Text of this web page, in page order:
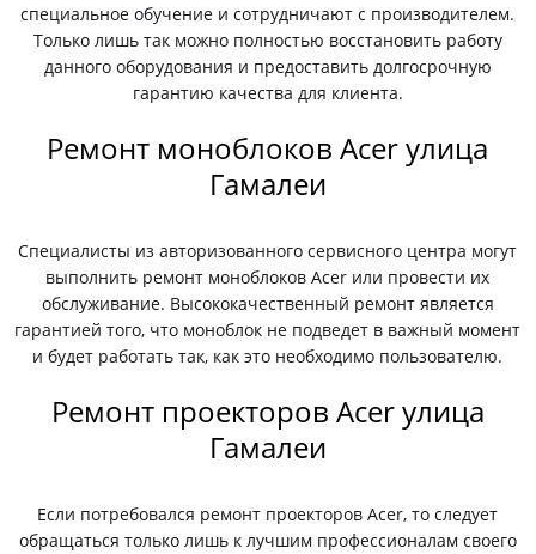
специальное обучение и сотрудничают с производителем.
Только лишь так можно полностью восстановить работу
данного оборудования и предоставить долгосрочную
гарантию качества для клиента.
Ремонт моноблоков Acer улица
Гамалеи
Специалисты из авторизованного сервисного центра могут
выполнить ремонт моноблоков Acer или провести их
обслуживание. Высококачественный ремонт является
гарантией того, что моноблок не подведет в важный момент
и будет работать так, как это необходимо пользователю.
Ремонт проекторов Acer улица
Гамалеи
Если потребовался ремонт проекторов Acer, то следует
обращаться только лишь к лучшим профессионалам своего